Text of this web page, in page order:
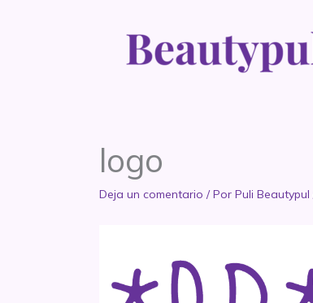
logo
Deja un comentario / Por Puli Beautypul